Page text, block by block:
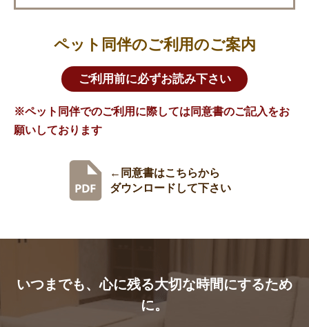
ペット同伴のご利用のご案内
ご利用前に必ずお読み下さい
※ペット同伴でのご利用に際しては同意書のご記入をお
願いしております
←同意書はこちらから
ダウンロードして下さい
いつまでも、心に残る大切な時間にするため
に。